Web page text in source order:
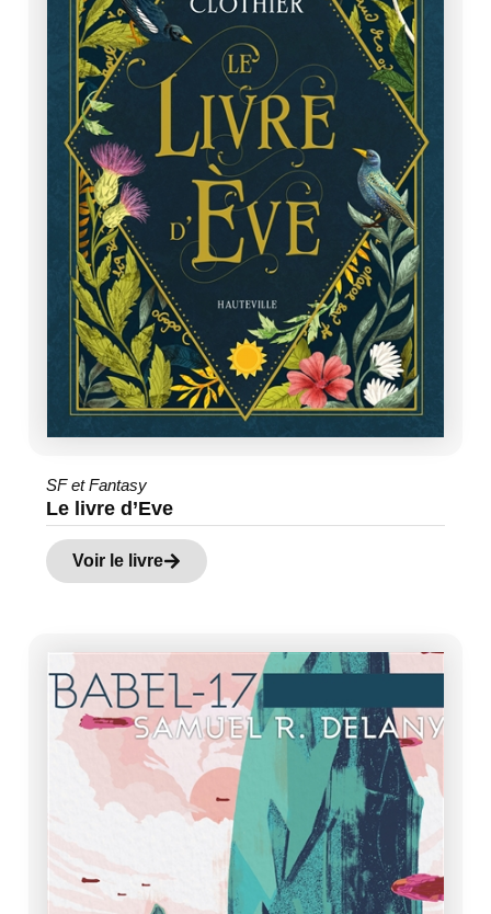
SF et Fantasy
Le livre d’Eve
Voir le livre